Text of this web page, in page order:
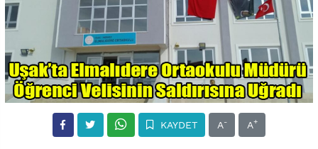
KAYDET A- A+